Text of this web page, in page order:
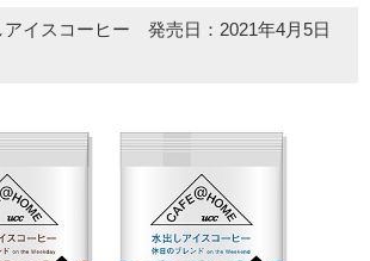
アイスコーヒー 発売日：2021年4月5日